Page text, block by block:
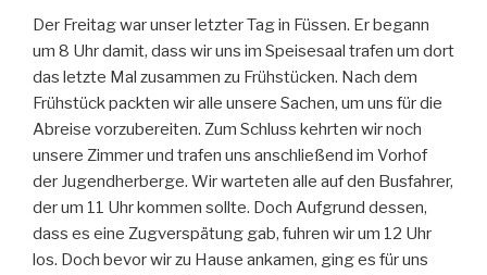
Der Freitag war unser letzter Tag in Füssen. Er begann
um 8 Uhr damit, dass wir uns im Speisesaal trafen um dort
das letzte Mal zusammen zu Frühstücken. Nach dem
Frühstück packten wir alle unsere Sachen, um uns für die
Abreise vorzubereiten. Zum Schluss kehrten wir noch
unsere Zimmer und trafen uns anschließend im Vorhof
der Jugendherberge. Wir warteten alle auf den Busfahrer,
der um 11 Uhr kommen sollte. Doch Aufgrund dessen,
dass es eine Zugverspätung gab, fuhren wir um 12 Uhr
los. Doch bevor wir zu Hause ankamen, ging es für uns